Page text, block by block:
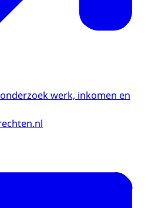
werk, inkomen en